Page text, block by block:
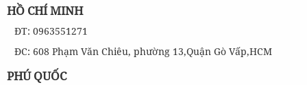
HỒ CHÍ MINH
ĐT: 0963551271
ĐC: 608 Phạm Văn Chiêu, phường 13,Quận Gò Vấp,HCM
PHÚ QUỐC